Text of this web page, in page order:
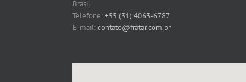
Brasil
Telefone:+55 (31) 4063-6787
E-mail:contato@fratar.com.br